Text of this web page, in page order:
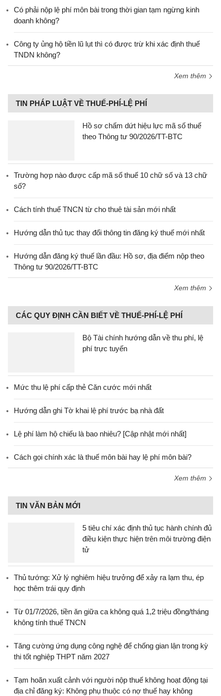
Có phải nộp lệ phí môn bài trong thời gian tạm ngừng kinh
doanh không?
Công ty ủng hộ tiền lũ lụt thì có được trừ khi xác định thuế
TNDN không?
Xem thêm
TIN PHÁP LUẬT VỀ THUẾ-PHÍ-LỆ PHÍ
Hồ sơ chấm dứt hiệu lực mã số thuế
theo Thông tư 90/2026/TT-BTC
Trường hợp nào được cấp mã số thuế 10 chữ số và 13 chữ
số?
Cách tính thuế TNCN từ cho thuê tài sản mới nhất
Hướng dẫn thủ tục thay đổi thông tin đăng ký thuế mới nhất
Hướng dẫn đăng ký thuế lần đầu: Hồ sơ, địa điểm nộp theo
Thông tư 90/2026/TT-BTC
Xem thêm
CÁC QUY ĐỊNH CẦN BIẾT VỀ THUẾ-PHÍ-LỆ PHÍ
Bộ Tài chính hướng dẫn về thu phí, lệ
phí trực tuyến
Mức thu lệ phí cấp thẻ Căn cước mới nhất
Hướng dẫn ghi Tờ khai lệ phí trước bạ nhà đất
Lệ phí làm hộ chiếu là bao nhiêu? [Cập nhật mới nhất]
Cách gọi chính xác là thuế môn bài hay lệ phí môn bài?
Xem thêm
TIN VĂN BẢN MỚI
5 tiêu chí xác định thủ tục hành chính đủ
điều kiện thực hiện trên môi trường điện
tử
Thủ tướng: Xử lý nghiêm hiệu trưởng để xảy ra lạm thu, ép
học thêm trái quy định
Từ 01/7/2026, tiền ăn giữa ca không quá 1,2 triệu đồng/tháng
không tính thuế TNCN
Tăng cường ứng dụng công nghệ để chống gian lận trong kỳ
thi tốt nghiệp THPT năm 2027
Tạm hoãn xuất cảnh với người nộp thuế không hoạt động tại
địa chỉ đăng ký: Không phụ thuộc có nợ thuế hay không